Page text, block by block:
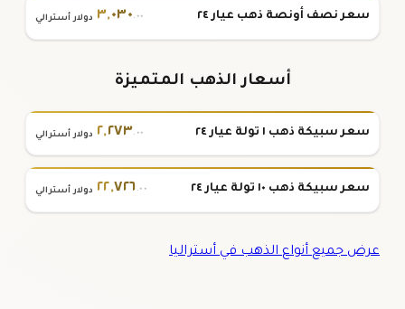
سعر نصف أونصة ذهب عيار ٢٤ ٣,٠٣٠.٠٠ دولار أسترالي
أسعار الذهب المتميزة
سعر سبيكة ذهب ١ تولة عيار ٢٤ ٢,٢٧٣.٠٠ دولار أسترالي
سعر سبيكة ذهب ١٠ تولة عيار ٢٤ ٢٢,٧٢٦.٠٠ دولار أسترالي
عرض جميع أنواع الذهب في أستراليا